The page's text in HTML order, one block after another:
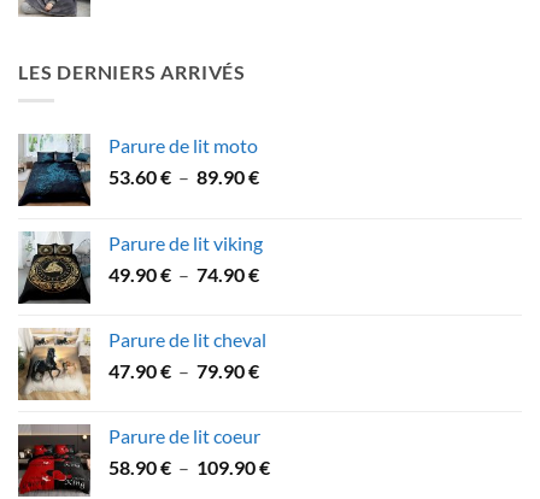
LES DERNIERS ARRIVÉS
Parure de lit moto
53.60€ – 89.90€Plage
53.60 €
à
Parure de lit viking
49.90€ – 74.90€Plage
49.90 €
à
Parure de lit cheval
47.90€ – 79.90€Plage
à
Parure de lit coeur
58.90€ – 109.90€Plage